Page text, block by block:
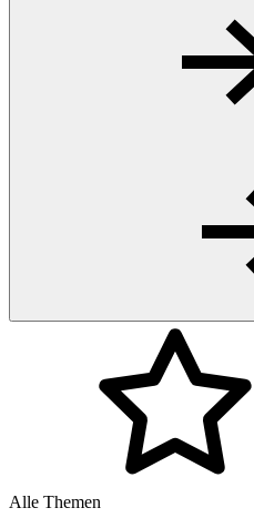
Alle Themen